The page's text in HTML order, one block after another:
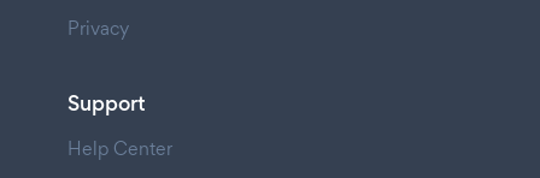
Privacy
Support
Help Center